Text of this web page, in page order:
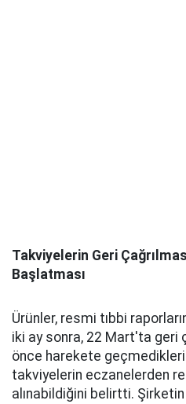
Takviyelerin Geri
Başlatması
Ürünler, resmi tıbbi
iki ay sonra, 22 Mart'ta geri
önce harekete
takviyelerin eczanelerden
alınabildiğini belirtti.